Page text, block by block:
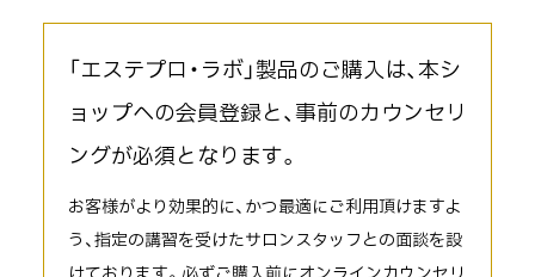
「エステプロ・ラボ」製品のご購入は、本シ
ョップへの会員登録と、事前のカウンセリ
ングが必須となります。
お客様がより効果的に、かつ最適にご利用頂けますよ
う、指定の講習を受けたサロンスタッフとの面談を設
けております。必ずご購入前にオンラインカウンセリ